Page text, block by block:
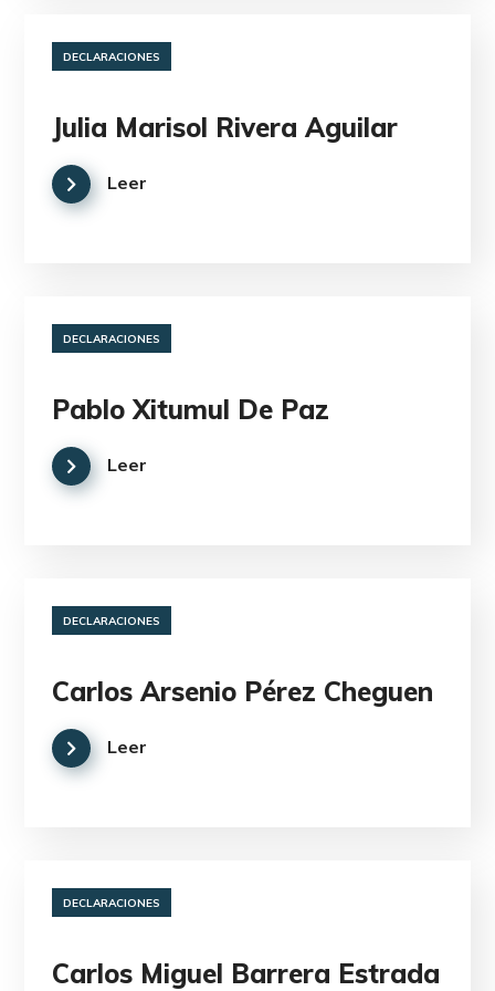
DECLARACIONES
Julia Marisol Rivera Aguilar
Leer
DECLARACIONES
Pablo Xitumul De Paz
Leer
DECLARACIONES
Carlos Arsenio Pérez Cheguen
Leer
DECLARACIONES
Carlos Miguel Barrera Estrada